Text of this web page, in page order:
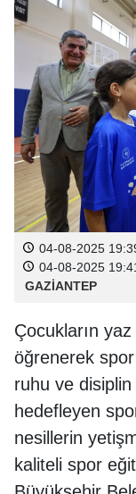
04-08-2025
04-08-2025
GAZİANTEP
Çocukların
öğrenerek spor
ruhu ve
hedefleyen
nesillerin
kaliteli spor